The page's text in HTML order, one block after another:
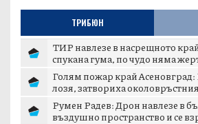
ТРИБЮН
ТИР навлезе в насрещното
спукана гума, по чудо няма
Голям пожар край Асеновград:
лозя, затвориха
Румен Радев: Дрон навлезе в
въздушно пространство и се